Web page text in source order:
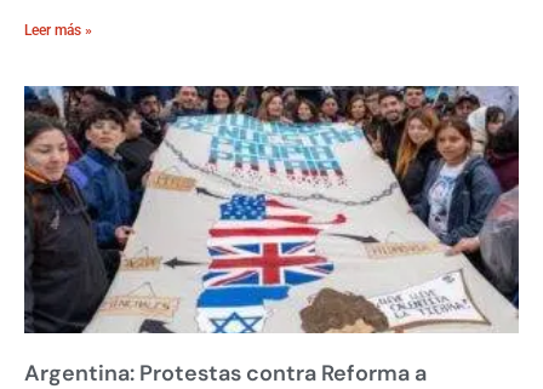
Leer más »
Argentina: Protestas contra Reforma a